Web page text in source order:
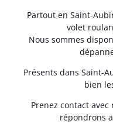
Partout en Saint-
volet
Nous sommes
Présents dans Saint-
bien
Prenez contact
répondrons